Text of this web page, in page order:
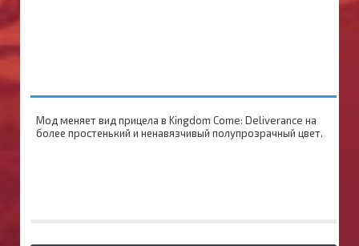
Мод меняет вид прицела в Kingdom Come: Deliverance на
более простенький и ненавязчивый полупрозрачный цвет.